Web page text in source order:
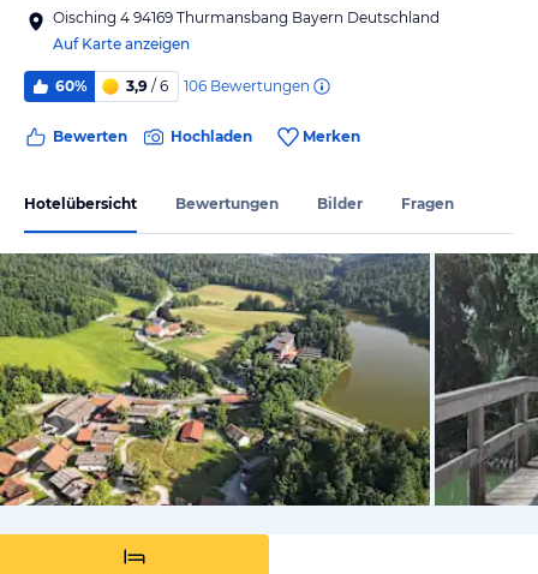
Oisching 4 94169 Thurmansbang Bayern Deutschland
Auf Karte anzeigen
60% 3,9 / 6 106 Bewertungen
Bewerten Hochladen Merken
Hotelübersicht Bewertungen Bilder Fragen
von